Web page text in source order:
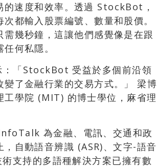
速度和效率。透過 StockBot，
都輸入股票編號、數量和股價。
幾秒鐘，這讓他們感覺像是在跟
何私隱。
「StockBot 受益於多個前沿領
了金融行業的交易方式。」 梁博
工學院 (MIT) 的博士學位，麻省理
為金融、電訊、交通和政
自動語音辨識 (ASR)、文字-語音
支持的多語種解決方案已擁有數